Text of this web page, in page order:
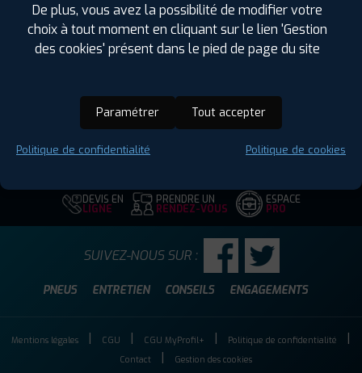
Runflat :Non
Largeur :235
Hauteur :60
Vitesse :T
Code EAN :4250427444062
DEVIS EN
LIGNE
PRENDRE UN
RENDEZ-VOUS
ESPACE
PRO
PNEUS ENTRETIEN CONSEILS ENGAGEMENTS
SUIVEZ-NOUS SUR :
Mentions légales CGU CGU MyProfil+
Politique de confidentialité
Contact
Gestion des cookies
De plus, vous avez la possibilité de modifier votre
choix à tout moment en cliquant sur le lien 'Gestion
des cookies' présent dans le pied de page du site
Paramétrer Tout accepter
Politique de confidentialité Politique de cookies